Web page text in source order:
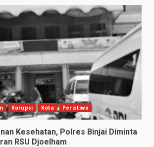
Korupsi Kota Peristiwa
Kesehatan, Polres Binjai Diminta
RSU Djoelham